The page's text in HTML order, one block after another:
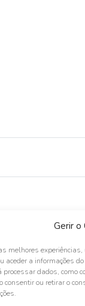
Gerir o
melhores
aceder a informações
dados, como
consentir ou retirar o